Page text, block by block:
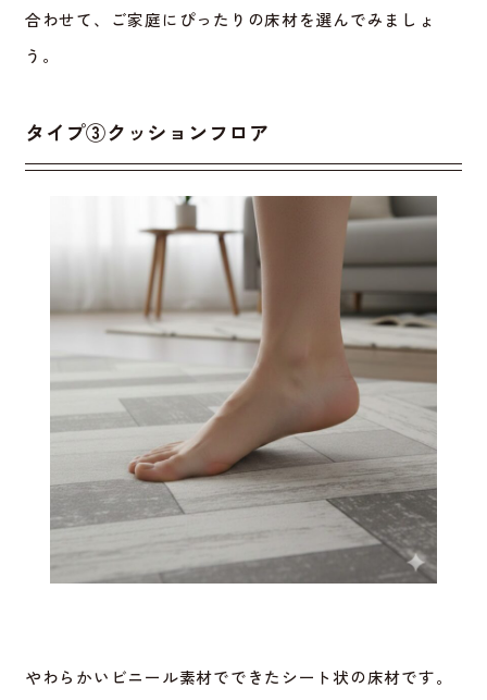
合わせて、ご家庭にぴったりの床材を選んでみましょ
う。
タイプ③クッションフロア
やわらかいビニール素材でできたシート状の床材です。